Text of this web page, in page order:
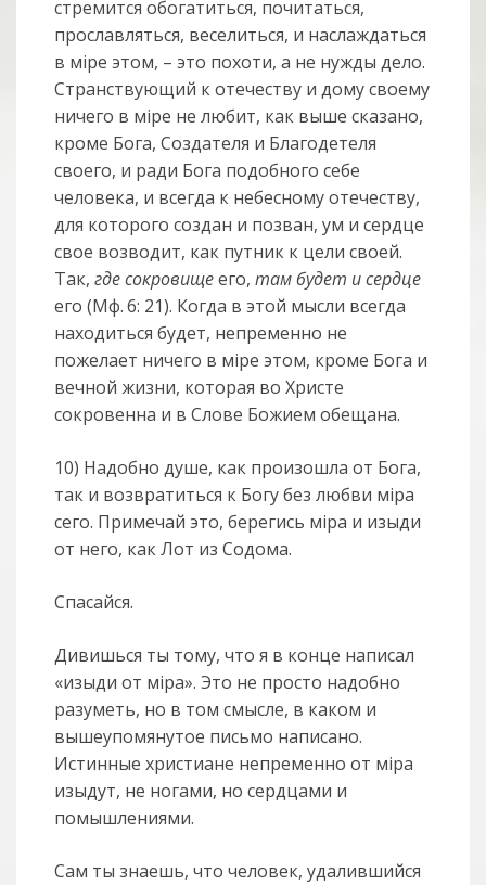
стремится обогатиться, почитаться,
прославляться, веселиться, и наслаждаться
в мiре этом, – это похоти, а не нужды дело.
Странствующий к отечеству и дому своему
ничего в мiре не любит, как выше сказано,
кроме Бога, Создателя и Благодетеля
своего, и ради Бога подобного себе
человека, и всегда к небесному отечеству,
для которого создан и позван, ум и сердце
свое возводит, как путник к цели своей.
Так,где сокровищеего,там будет и сердце
его (Мф. 6: 21). Когда в этой мысли всегда
находиться будет, непременно не
пожелает ничего в мiре этом, кроме Бога и
вечной жизни, которая во Христе
сокровенна и в Слове Божием обещана.
10) Надобно душе, как произошла от Бога,
так и возвратиться к Богу без любви мiра
сего. Примечай это, берегись мiра и изыди
от него, как Лот из Содома.
Спасайся.
Дивишься ты тому, что я в конце написал
«изыди от мiра». Это не просто надобно
разуметь, но в том смысле, в каком и
вышеупомянутое письмо написано.
Истинные христиане непременно от мiра
изыдут, не ногами, но сердцами и
помышлениями.
Сам ты знаешь, что человек, удалившийся